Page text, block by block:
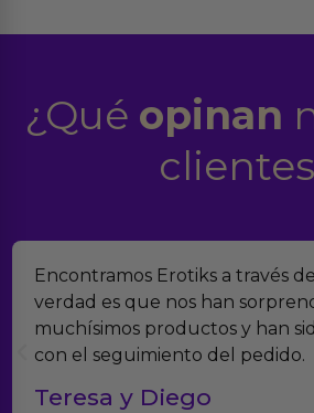
¿Qué opinan
Encontramos Erotiks a través
verdad es que nos han
muchísimos productos y han
con el seguimiento del pedido.
Teresa y Diego